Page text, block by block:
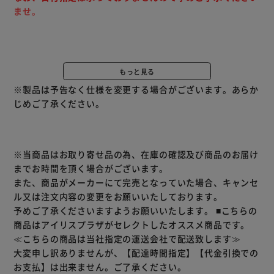
ませ。
和室にも洋室にも合う、かわいいうさぎ柄。
汚れても洗えるこたつカバー付きです。
※こたつ本体は付属しません。
もっと見る
※製品は予告なく仕様を変更する場合がございます。あらか
じめご了承ください。
※当商品はお取り寄せ品の為、在庫の確認及び商品のお届け
までお時間を頂く場合がございます。
また、商品がメーカーにて完売となっていた場合、キャンセ
ル又は注文内容の変更をお願いいたしております。
予めご了承くださいますようお願いいたします。 ■こちらの
商品はアイリスプラザがセレクトしたオススメ商品です。
≪こちらの商品は当社指定の運送会社で配送致します≫
大変申し訳ありませんが、【配達時間指定】【代金引換での
お支払】は出来ません。ご了承ください。